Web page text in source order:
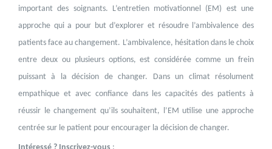
important des soignants. L’entretien motivationnel (EM) est une
approche qui a pour but d’explorer et résoudre l’ambivalence des
patients face au changement. L’ambivalence, hésitation dans le choix
entre deux ou plusieurs options, est considérée comme un frein
puissant à la décision de changer. Dans un climat résolument
empathique et avec confiance dans les capacités des patients à
réussir le changement qu’ils souhaitent, l’EM utilise une approche
centrée sur le patient pour encourager la décision de changer.